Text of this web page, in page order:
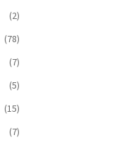
(2)
(78)
(7)
(5)
(15)
(7)